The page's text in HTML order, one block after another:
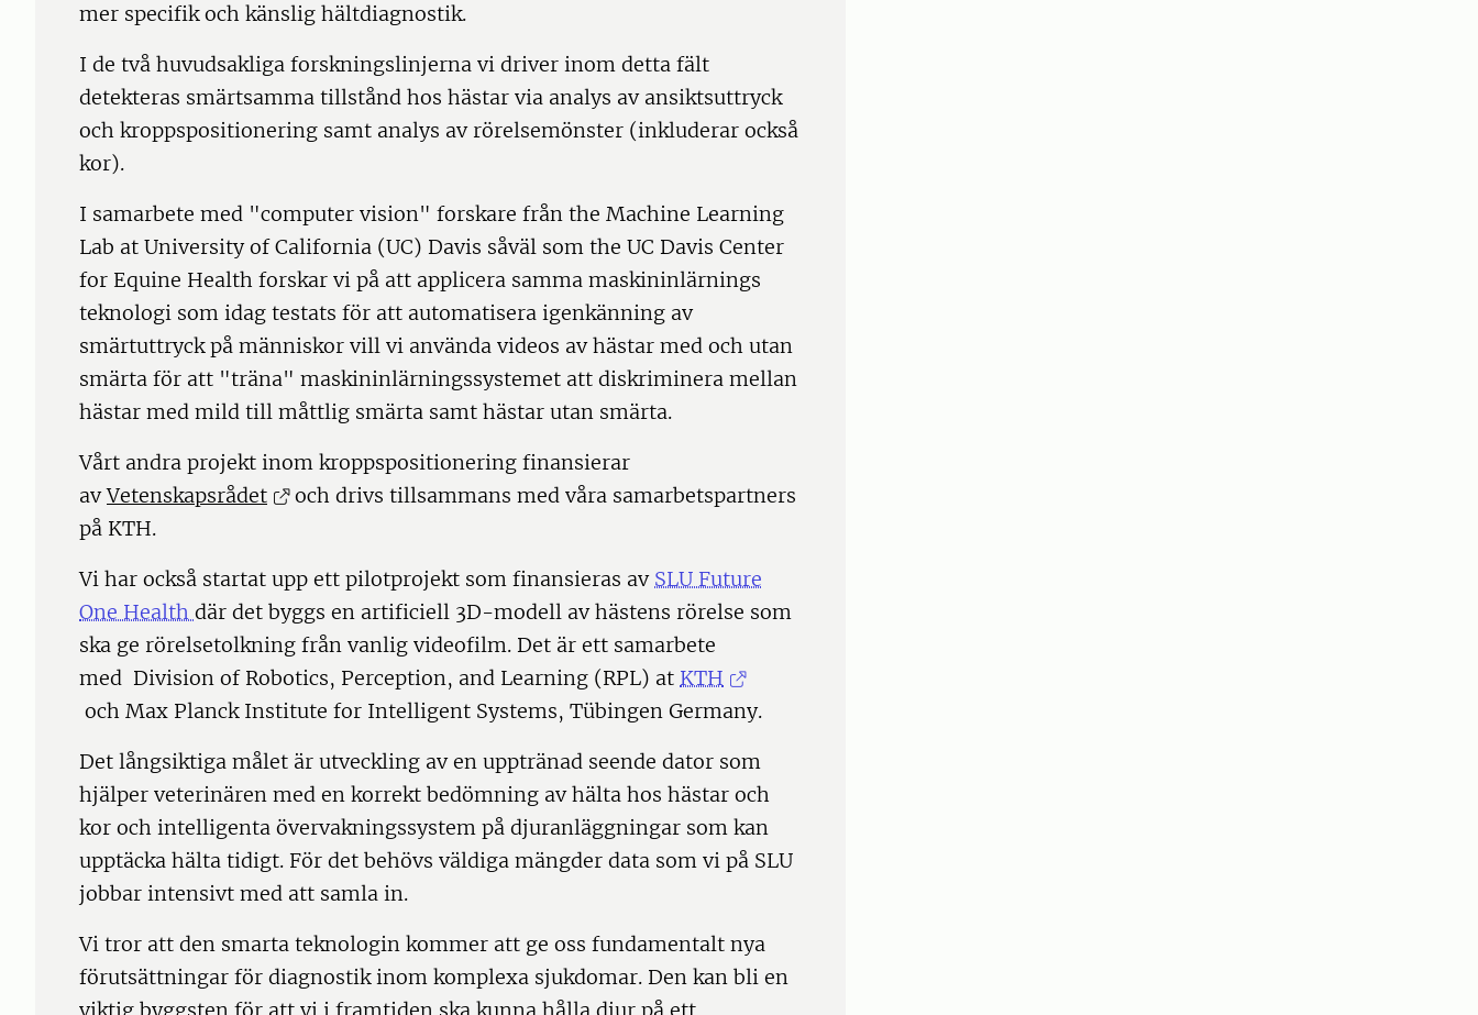
mer specifik och känslig hältdiagnostik.
I de två huvudsakliga forskningslinjerna vi driver inom detta fält
detekteras smärtsamma tillstånd hos hästar via analys av ansiktsuttryck
och kroppspositionering samt analys av rörelsemönster (inkluderar också
kor).
I samarbete med "computer vision" forskare från the Machine Learning
Lab at University of California (UC) Davis såväl som the UC Davis Center
for Equine Health forskar vi på att applicera samma maskininlärnings
teknologi som idag testats för att automatisera igenkänning av
smärtuttryck på människor vill vi använda videos av hästar med och utan
smärta för att "träna" maskininlärningssystemet att diskriminera mellan
hästar med mild till måttlig smärta samt hästar utan smärta.
Vårt andra projekt inom kroppspositionering finansierar
avVetenskapsrådet
och drivs tillsammans med våra samarbetspartners
på KTH.
Vi har också startat upp ett pilotprojekt som finansieras av SLU Future
One Health där det byggs en artificiell 3D-modell av hästens rörelse som
ska ge rörelsetolkning från vanlig videofilm. Det är ett samarbete
med Division of Robotics, Perception, and Learning (RPL) at KTH
och Max Planck Institute for Intelligent Systems, Tübingen Germany.
Det långsiktiga målet är utveckling av en upptränad seende dator som
hjälper veterinären med en korrekt bedömning av hälta hos hästar och
kor och intelligenta övervakningssystem på djuranläggningar som kan
upptäcka hälta tidigt. För det behövs väldiga mängder data som vi på SLU
jobbar intensivt med att samla in.
Vi tror att den smarta teknologin kommer att ge oss fundamentalt nya
förutsättningar för diagnostik inom komplexa sjukdomar. Den kan bli en